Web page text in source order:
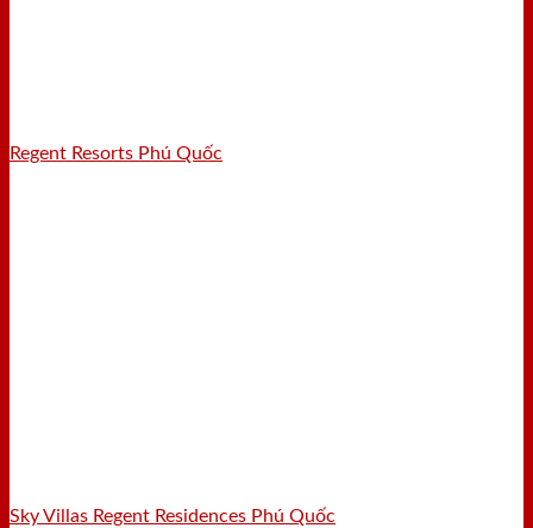
Regent Resorts Phú Quốc
Sky Villas Regent Residences Phú Quốc